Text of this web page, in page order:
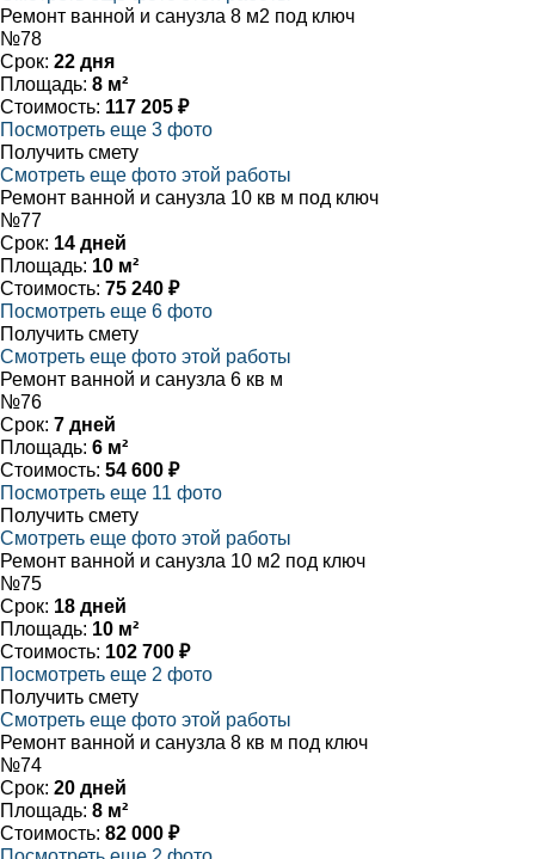
Ремонт ванной и санузла 8 м2 под ключ
№78
Срок: 22 дня
Площадь: 8 м²
Стоимость: 117 205 ₽
Посмотреть еще 3 фото
Получить смету
Смотреть еще фото этой работы
Ремонт ванной и санузла 10 кв м под ключ
№77
Срок: 14 дней
Площадь: 10 м²
Стоимость: 75 240 ₽
Посмотреть еще 6 фото
Получить смету
Смотреть еще фото этой работы
Ремонт ванной и санузла 6 кв м
№76
Срок: 7 дней
Площадь: 6 м²
Стоимость: 54 600 ₽
Посмотреть еще 11 фото
Получить смету
Смотреть еще фото этой работы
Ремонт ванной и санузла 10 м2 под ключ
№75
Срок: 18 дней
Площадь: 10 м²
Стоимость: 102 700 ₽
Посмотреть еще 2 фото
Получить смету
Смотреть еще фото этой работы
Ремонт ванной и санузла 8 кв м под ключ
№74
Срок: 20 дней
Площадь: 8 м²
Стоимость: 82 000 ₽